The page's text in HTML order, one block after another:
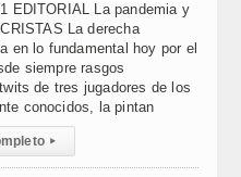
EDITORIAL La pandemia y
La derecha
en lo fundamental hoy por el
siempre rasgos
de tres jugadores de los
conocidos, la pintan
▸